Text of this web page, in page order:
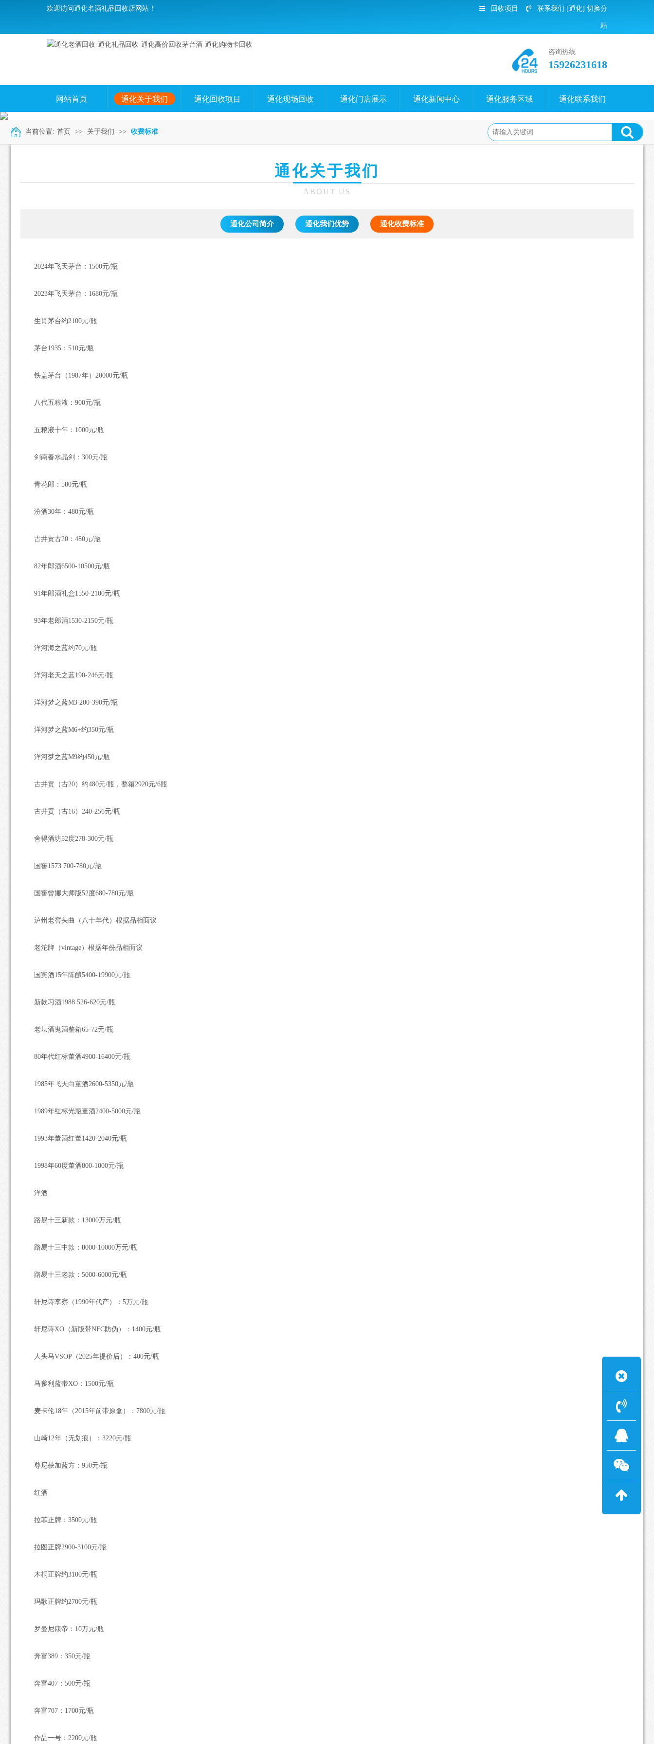
欢迎访问通化名酒礼品回收店网站！ 回收项目 联系我们 [通化] 切换分
站
咨询热线
15926231618
网站首页 通化关于我们 通化回收项目 通化现场回收 通化门店展示 通化新闻中心 通化服务区域 通化联系我们
当前位置: 首页 >> 关于我们 >> 收费标准
通化关于我们
ABOUT US
通化公司简介 通化我们优势 通化收费标准
2024年飞天茅台：1500元/瓶
2023年飞天茅台：1680元/瓶
生肖茅台约2100元/瓶
茅台1935：510元/瓶
铁盖茅台（1987年）20000元/瓶
八代五粮液：900元/瓶
五粮液十年：1000元/瓶
剑南春水晶剑：300元/瓶
青花郎：580元/瓶
汾酒30年：480元/瓶
古井贡古20：480元/瓶
82年郎酒6500-10500元/瓶
91年郎酒礼盒1550-2100元/瓶
93年老郎酒1530-2150元/瓶
洋河海之蓝约70元/瓶
洋河老天之蓝190-246元/瓶
洋河梦之蓝M3 200-390元/瓶
洋河梦之蓝M6+约350元/瓶
洋河梦之蓝M9约450元/瓶
古井贡（古20）约480元/瓶，整箱2920元/6瓶
古井贡（古16）240-256元/瓶
舍得酒坊52度278-300元/瓶
国窖1573 700-780元/瓶
国窖曾娜大师版52度680-780元/瓶
泸州老窖头曲（八十年代）根据品相面议
老沱牌（vintage）根据年份品相面议
国宾酒15年陈酿5400-19900元/瓶
新款习酒1988 526-620元/瓶
老坛酒鬼酒整箱65-72元/瓶
80年代红标董酒4900-16400元/瓶
1985年飞天白董酒2600-5350元/瓶
1989年红标光瓶董酒2400-5000元/瓶
1993年董酒红董1420-2040元/瓶
1998年60度董酒800-1000元/瓶
洋酒
路易十三新款：13000万元/瓶
路易十三中款：8000-10000万元/瓶
路易十三老款：5000-6000元/瓶
轩尼诗李察（1990年代产）：5万元/瓶
轩尼诗XO（新版带NFC防伪）：1400元/瓶
人头马VSOP（2025年提价后）：400元/瓶
马爹利蓝带XO：1500元/瓶
麦卡伦18年（2015年前带原盒）：7800元/瓶
山崎12年（无划痕）：3220元/瓶
尊尼获加蓝方：950元/瓶
红酒
拉菲正牌：3500元/瓶
拉图正牌2900-3100元/瓶
木桐正牌约3100元/瓶
玛歌正牌约2700元/瓶
罗曼尼康帝：10万元/瓶
奔富389：350元/瓶
奔富407：500元/瓶
奔富707：1700元/瓶
作品一号：2200元/瓶